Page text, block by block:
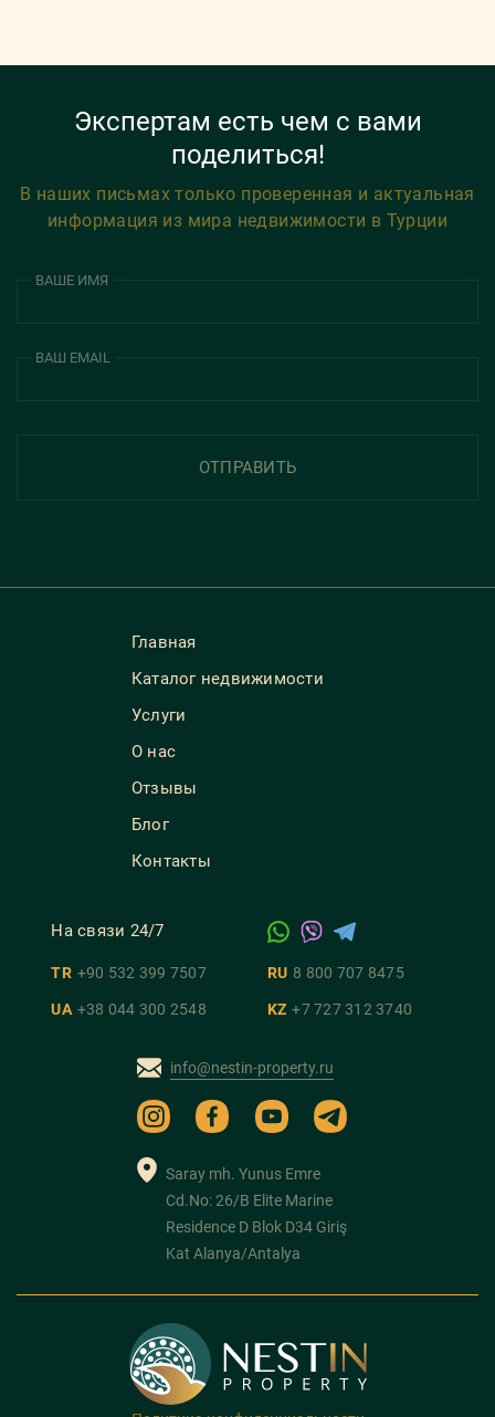
Экспертам есть чем с вами
поделиться!
В наших письмах только проверенная и актуальная
информация из мира недвижимости в Турции
ВАШЕ ИМЯ
ВАШ EMAIL
ОТПРАВИТЬ
Главная
Каталог недвижимости
Услуги
О нас
Отзывы
Блог
Контакты
На связи 24/7
TR +90 532 399 7507 RU 8 800 707 8475
UA +38 044 300 2548 KZ +7 727 312 3740
info@nestin-property.ru
Saray mh. Yunus Emre
Cd.No: 26/B Elite Marine
Residence D Blok D34 Giriş
Kat Alanya/Antalya